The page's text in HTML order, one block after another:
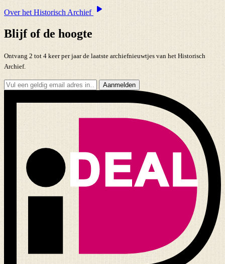
Over het Historisch Archief
Blijf of de hoogte
Ontvang 2 tot 4 keer per jaar de laatste archiefnieuwtjes van het Historisch
Archief.
Aanmelden